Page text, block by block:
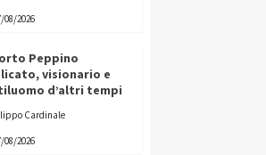
08/2026
Peppino
visionario e
d’altri tempi
Cardinale
08/2026